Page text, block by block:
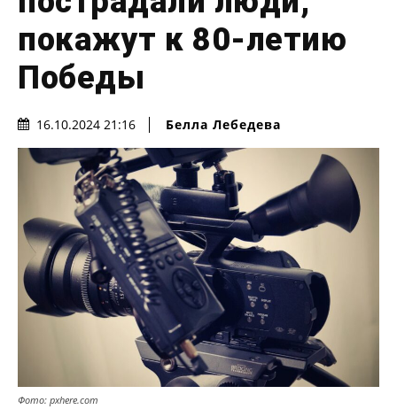
покажут к 80-летию
Победы
16.10.2024 21:16 Белла Лебедева
Фото: pxhere.com